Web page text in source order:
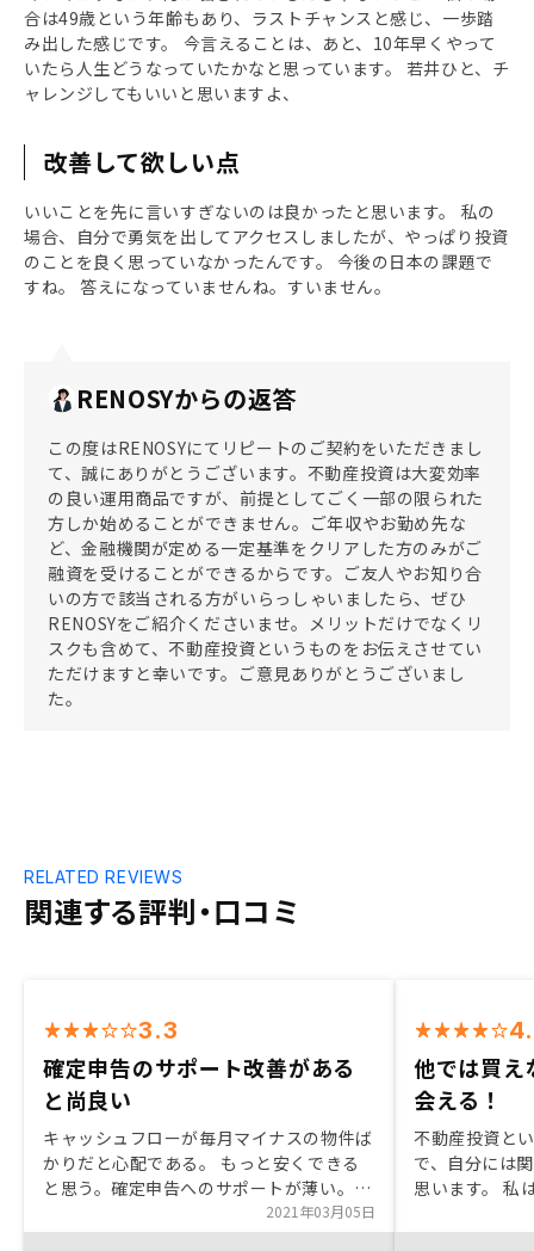
合は49歳という年齢もあり、ラストチャンスと感じ、一歩踏
み出した感じです。 今言えることは、あと、10年早くやって
いたら人生どうなっていたかなと思っています。 若井ひと、チ
ャレンジしてもいいと思いますよ、
改善して欲しい点
いいことを先に言いすぎないのは良かったと思います。 私の
場合、自分で勇気を出してアクセスしましたが、やっぱり投資
のことを良く思っていなかったんです。 今後の日本の課題で
すね。 答えになっていませんね。すいません。
RENOSYからの返答
この度はRENOSYにてリピートのご契約をいただきまし
て、誠にありがとうございます。不動産投資は大変効率
の良い運用商品ですが、前提としてごく一部の限られた
方しか始めることができません。ご年収やお勤め先な
ど、金融機関が定める一定基準をクリアした方のみがご
融資を受けることができるからです。ご友人やお知り合
いの方で該当される方がいらっしゃいましたら、ぜひ
RENOSYをご紹介くださいませ。メリットだけでなくリ
スクも含めて、不動産投資というものをお伝えさせてい
ただけますと幸いです。ご意見ありがとうございまし
た。
関連する評判・口コミ
RELATED REVIEWS
3.3
確定申告のサポート改善がある
と尚良い
キャッシュフローが毎月マイナスの物件ば
かりだと心配である。 もっと安くできる
と思う。確定申告へのサポートが薄い。
青色申告したいが、その専用ソフトを作っ
たり作成へのサポートが受けたい。
2021年03月05日
他では買え
会える！
不動産投資と
で、自分には
思います。 私
しかし、